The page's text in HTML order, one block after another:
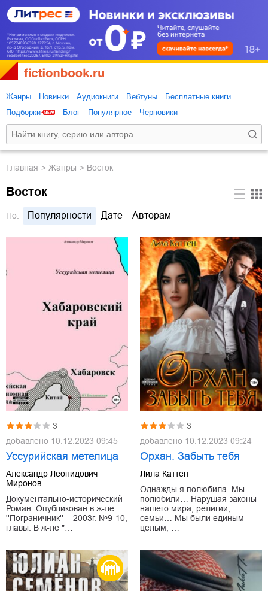
Жанры Новинки Аудиокниги Вебтуны
Бесплатные книги
Подборки
Блог Популярное Черновики
Главная Жанры Восток
Восток
По: Популярности Дате Авторам
3
добавлено 10.12.2023 09:45
Уссурийская метелица
Александр Леонидович
Миронов
Документально-исторический
Роман. Опубликован в ж-ле
''Пограничник'' – 2003г. №9-10,
главы. В ж-ле "…
3
добавлено 10.12.2023 09:24
Орхан. Забыть тебя
Лила Каттен
Однажды я полюбила. Мы
полюбили… Нарушая законы
нашего мира, религии,
семьи… Мы были единым
целым, …